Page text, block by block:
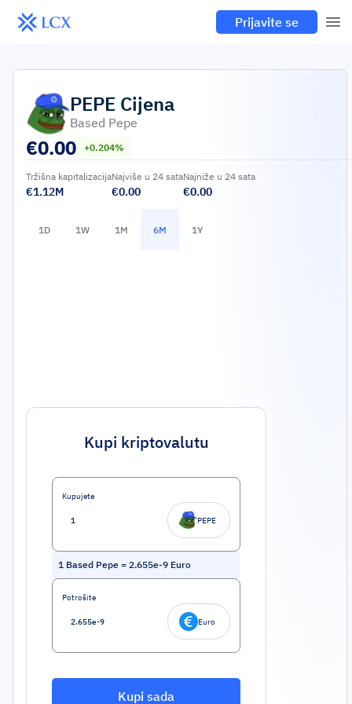
Prijavite se
PEPE Cijena
Based Pepe
€0.00 +0.204%
Tržišna kapitalizacija
€1.12M
Najviše u 24 sata
€0.00
Najniže u 24 sata
€0.00
1D 1W 1M 6M 1Y
Kupi kriptovalutu
Kupujete
PEPE
1 Based Pepe = 2.655e-9 Euro
Potrošite
Euro
Kupi sada